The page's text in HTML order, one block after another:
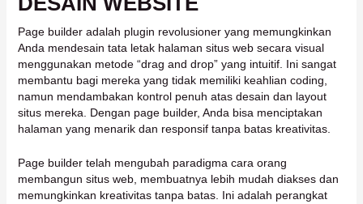
Page builder adalah plugin revolusioner yang memungkinkan
Anda mendesain tata letak halaman situs web secara visual
menggunakan metode “drag and drop” yang intuitif. Ini sangat
membantu bagi mereka yang tidak memiliki keahlian coding,
namun mendambakan kontrol penuh atas desain dan layout
situs mereka. Dengan page builder, Anda bisa menciptakan
halaman yang menarik dan responsif tanpa batas kreativitas.
Page builder telah mengubah paradigma cara orang
membangun situs web, membuatnya lebih mudah diakses dan
memungkinkan kreativitas tanpa batas. Ini adalah perangkat